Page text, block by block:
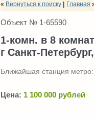
« Вернуться к поиску Главная
Объект № 1-65590
1-комн. в 8
г Санкт-
Ближайшая станция метро:
Цена: 1 100 000 рублей